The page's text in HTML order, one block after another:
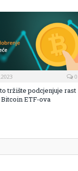
0
tržište podcjenjuje rast
ETF-ova